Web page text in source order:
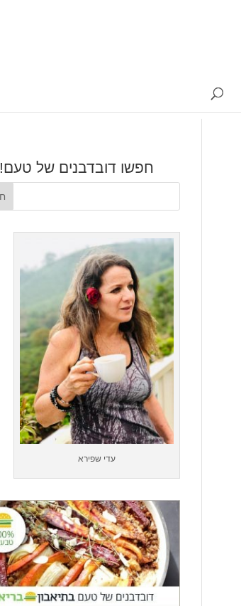
חפשו דובדבנים של טעם!
עדי שפירא